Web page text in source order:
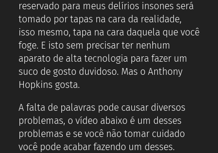
reservado para meus delírios insones será
tomado por tapas na cara da realidade,
isso mesmo, tapa na cara daquela que você
foge. E isto sem precisar ter nenhum
aparato de alta tecnologia para fazer um
suco de gosto duvidoso. Mas o Anthony
Hopkins gosta.
A falta de palavras pode causar diversos
problemas, o vídeo abaixo é um desses
problemas e se você não tomar cuidado
você pode acabar fazendo um desses.